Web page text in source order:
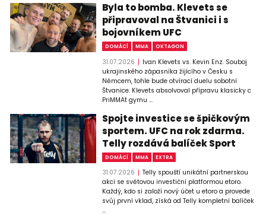
Byla to bomba. Klevets se
připravoval na Štvanici i s
bojovníkem UFC
DOMÁCÍ MMA OKTAGON
31.07.2026
Ivan Klevets vs. Kevin Enz. Souboj
ukrajinského zápasníka žijícího v Česku s
Němcem, tohle bude otvírací duelu sobotní
Štvanice. Klevets absolvoval přípravu klasicky c
PriMMAt gymu ...
Spojte investice se špičkovým
sportem. UFC na rok zdarma.
Telly rozdává balíček Sport
DOMÁCÍ MMA EXTRA
31.07.2026
Telly spouští unikátní partnerskou
akci se světovou investiční platformou etoro.
Každý, kdo si založí nový účet u etoro a provede
svůj první vklad, získá od Telly kompletní balíček
...